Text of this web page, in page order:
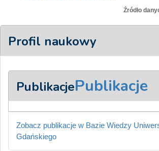
Źródło
Profil naukowy
PublikacjePublikacje
Zobacz publikacje w Bazie Wiedzy
Gdańskiego